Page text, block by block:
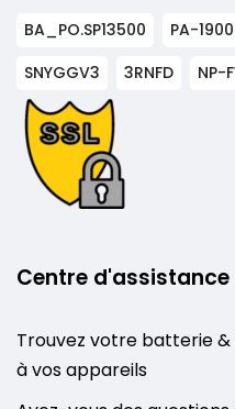
BA_PO.SP13500 PA-
SNYGGV3
3RNFD NP-
Centre d'assistance
Trouvez votre batterie
à vos appareils